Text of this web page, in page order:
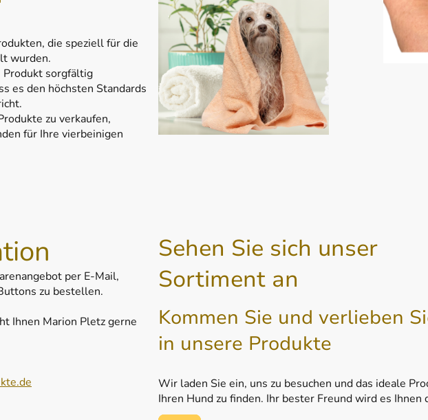
die speziell für die
wurden.
Produkt sorgfältig
es den höchsten Standards
zu verkaufen,
für Ihre vierbeinigen
Sehen Sie sich unser
Sortiment an
per E-Mail,
zu bestellen.
Ihnen Marion Pletz gerne
Kommen Sie und verlieben
in unsere Produkte
Wir laden Sie ein, uns zu besuchen und das ideale
Ihren Hund zu finden. Ihr bester Freund wird es Ihnen